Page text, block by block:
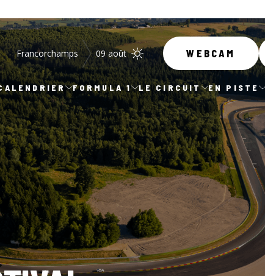
Francorchamps 09 août WEBCAM
FORMULA 1 LE CIRCUIT EN PISTE